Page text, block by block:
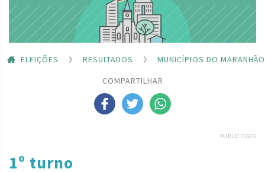
ELEIÇÕES RESULTADOS
MUNICÍPIOS DO MARANHÃO
COMPARTILHAR
PUBLICIDADE
1º turno